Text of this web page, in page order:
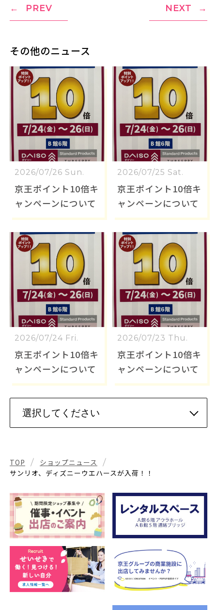
PREV NEXT
その他のニュース
2026/07/26 Sun.
京王ポイント10倍キ
ャンペーンについて
2026/07/25 Sat.
京王ポイント10倍キ
ャンペーンについて
2026/07/24 Fri.
京王ポイント10倍キ
ャンペーンについて
2026/07/23 Thu.
京王ポイント10倍キ
ャンペーンについて
TOP
ショップニュース
サンリオ、ディズニーウエハースが入荷！！